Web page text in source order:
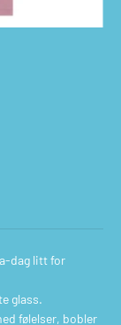
dag litt for
glass.
følelser, bobler